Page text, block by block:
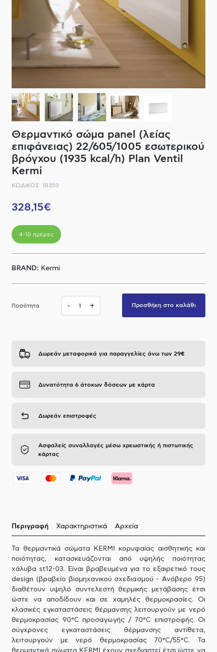
ΔΙΑΚΟΠΤΙΚΟ ΥΛΙΚΟ
ΕΞΟΠΛΙΣΜΟΣ ΘΕΡΜΑΝΣΗΣ
ΗΛΕΚΤΡΙΚΗ ΘΕΡΜΑΝΣΗ
ΦΙΛΤΡΑ ΜΠΑΝΙΟΥ
ΚΑΝΑΤΕΣ-ΠΑΓΟΥΡΙΑ ΦΙΛΤΡΟΥ
ΚΑΘΡΕΠΤΕΣ
ΚΑΜΠΙΝΕΣ
ΑΞΕΣΟΥΑΡ
ΣΤΗΛΕΣ - ΥΔΡΟΜΑΣΑΖ
ΚΑΖΑΝΑΚΙΑ
ΚΑΝΑΛΙΑ ΝΤΟΥΖΙΕΡΑΣ
ΕΞΑΡΤΗΜΑΤΑ ΝΤΟΥΣ
ΣΥΣΤΗΜΑΤΑ ΜΠΙΝΤΕ - FLUSH
ΗΛΕΚΤΡΟΝΙΚΕΣ ΜΠΑΤΑΡΙΕΣ
Α.Μ.Ε.Α
Θερμαντικό σώμα panel (λείας
επιφάνειας) 22/605/1005 εσωτερικού
βρόγχου (1935 kcal/h) Plan Ventil
Kermi
ΚΩΔΙΚΟΣ: 18350
328,15€
4-10 ημέρες
BRAND: Kermi
Ποσότητα - + Προσθήκη στο καλάθι
Δωρεάν μεταφορικά για παραγγελίες άνω των 29€
Δυνατότητα 6 άτοκων δόσεων με κάρτα
Δωρεάν επιστροφές
Ασφαλείς συναλλαγές μέσω χρεωστικής ή πιστωτικής
κάρτας
Περιγραφή Χαρακτηριστικά Αρχεία
Τα θερμαντικά σώματα KERMI κορυφαίας αισθητικής και
ποιότητας, κατασκευάζονται από υψηλής ποιότητας
χάλυβα st12-03. Είναι βραβευμένα για το εξαιρετικό τους
design (βραβείο βιομηχανικού σχεδιασμού - Ανόβερο 95)
διαθέτουν υψηλό συντελεστή θερμικής μετάβασης έτσι
ώστε να αποδίδουν και σε χαμηλές θερμοκρασίες. Οι
κλασικές εγκαταστάσεις θέρμανσης λειτουργούν με νερό
θερμοκρασίας 90°C προσαγωγής / 70°C επιστροφής. Οι
σύγχρονες εγκαταστάσεις θέρμανσης αντίθετα,
λειτουργούν με νερό θερμοκρασίας 70°C/55°C. Τα